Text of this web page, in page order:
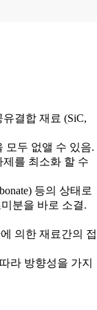
결합 재료 (SiC,
모두 없앨 수 있음.
를 최소화 할 수
등의 상태로
분을 바로 소결.
의한 재료간의 접
라 방향성을 가지